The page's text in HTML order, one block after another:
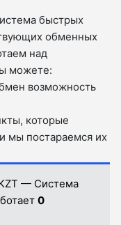
быстрых
обменных
над
можете:
возможность
которые
мы постараемся их
— Система
0